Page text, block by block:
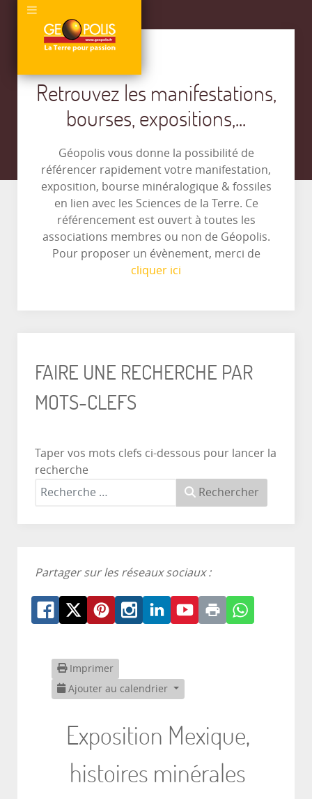
Retrouvez les manifestations,
bourses, expositions,...
Géopolis vous donne la possibilité de
référencer rapidement votre manifestation,
exposition, bourse minéralogique & fossiles
en lien avec les Sciences de la Terre. Ce
référencement est ouvert à toutes les
associations membres ou non de Géopolis.
Pour proposer un évènement, merci de
cliquer ici
FAIRE UNE RECHERCHE PAR
MOTS-CLEFS
Taper vos mots clefs ci-dessous pour lancer la
recherche
Rechercher
Partager sur les réseaux sociaux :
Imprimer
Ajouter au calendrier
Exposition Mexique,
histoires minérales